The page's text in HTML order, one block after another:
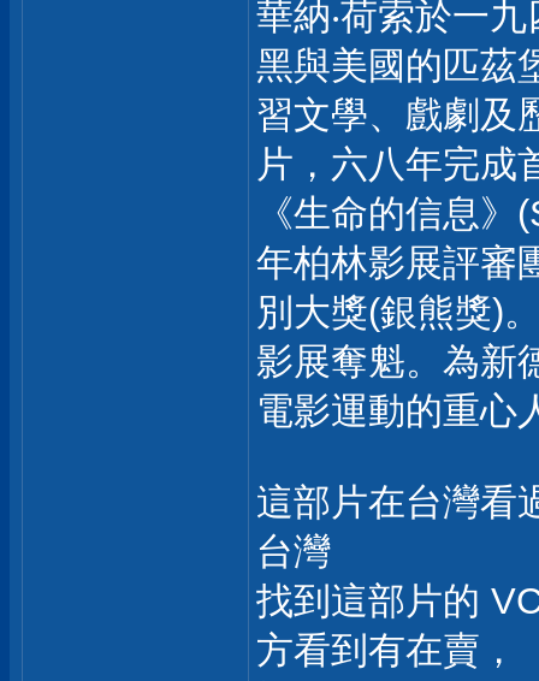
華納‧荷索於一
黑與美國的匹茲
習文學、戲劇及
片，六八年完成
《生命的信息
年柏林影展評審
別大獎(銀熊獎)
影展奪魁。為新
電影運動的重心
這部片在台灣看
台灣
找到這部片的
方看到有在賣，